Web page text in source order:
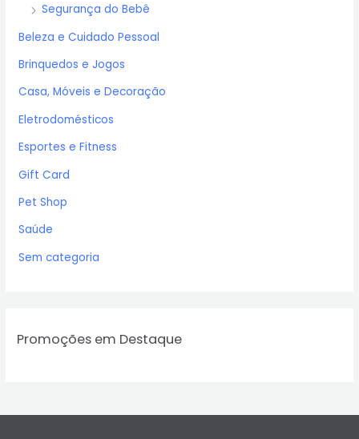
Segurança do Bebê
Beleza e Cuidado Pessoal
Brinquedos e Jogos
Casa, Móveis e Decoração
Eletrodomésticos
Esportes e Fitness
Gift Card
Pet Shop
Saúde
Sem categoria
Promoções em Destaque